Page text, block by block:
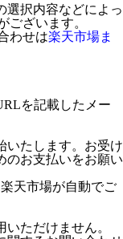
選択内容などによっ
ございます。
わせは楽天市場ま
を記載したメー
いたします。お受け
のお支払いをお願い
天市場が自動でご
ただけません。